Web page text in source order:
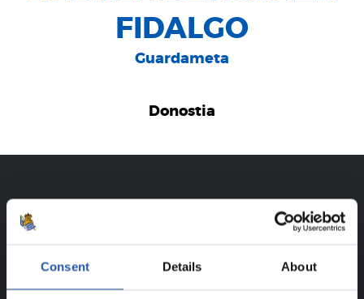
Consent Details About
FIDALGO
Guardameta
Donostia